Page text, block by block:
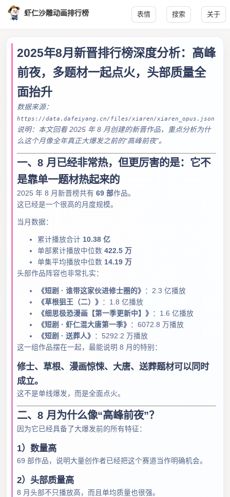
虾仁沙雕动画排行榜 表情 搜索 关于
2025年8月新晋排行榜深度分析：高峰
前夜，多题材一起点火，头部质量全
面抬升
数据来源：
https://data.dafeiyang.cn/files/xiaren/xiaren_opus.json
说明：本文回看 2025 年 8 月创建的新晋作品，重点分析为什
么这个月像全年真正大爆发之前的“高峰前夜”。
一、8 月已经非常热，但更厉害的是：它不
是靠单一题材热起来的
2025 年 8 月新晋榜共有 69 部作品。
这已经是一个很高的月度规模。
当月数据：
累计播放合计 10.38 亿
单部累计播放中位数 422.5 万
单集平均播放中位数 14.19 万
头部作品阵容也非常扎实：
《短剧 · 谁带这家伙进修士圈的》 ：2.3 亿播放
《草根狙王（二）》 ：1.8 亿播放
《细思极恐漫画【第一季更新中】》 ：1.6 亿播放
《短剧 · 虾仁混大唐第一季》 ：6072.8 万播放
《短剧 · 送葬人》 ：5292.2 万播放
这一组作品摆在一起，最能说明 8 月的特别：
修士、草根、漫画惊悚、大唐、送葬题材可以同时
成立。
这不是单线爆发，而是全面点火。
二、8 月为什么像“高峰前夜”？
因为它已经具备了大爆发前的所有特征：
1）数量高
69 部作品，说明大量创作者已经把这个赛道当作明确机会。
2）头部质量高
8 月头部不只播放高，而且单均质量也很强。